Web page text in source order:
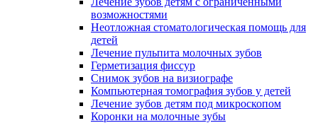
возможностями
Неотложная стоматологическая помощь для
детей
Лечение пульпита молочных зубов
Герметизация фиссур
Снимок зубов на визиографе
Компьютерная томография зубов у детей
Лечение зубов детям под микроскопом
Коронки на молочные зубы